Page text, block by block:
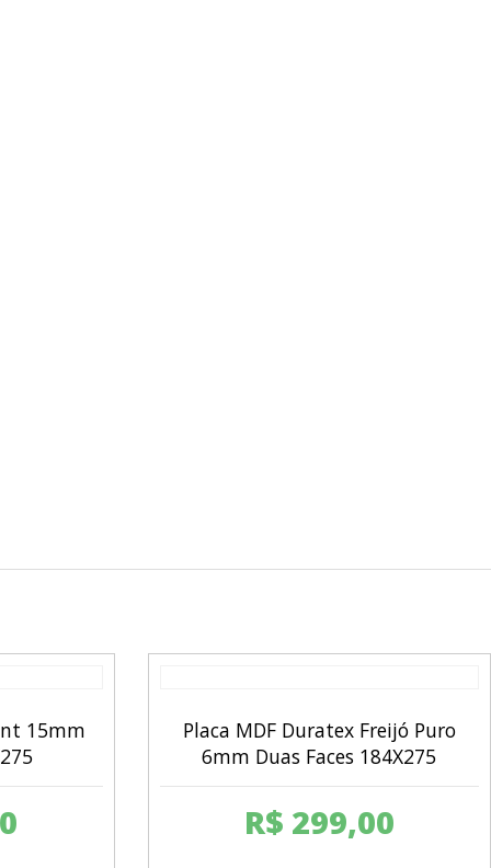
15mm
Placa MDF Duratex Freijó Puro
6mm Duas Faces 184X275
R$ 299,00